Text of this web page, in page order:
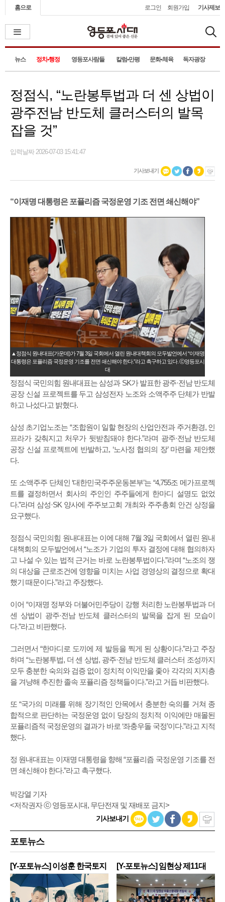
홈으로 로그인 회원가입 기사제보
뉴스 정치•행정 영등포사람들 칼럼•만평 문화•체육 독자광장
정점식, “노란봉투법과 더 센 상법이
광주전남 반도체 클러스터의 발목
잡을 것”
입력날짜 2026-07-03 15:41:47
기사보내기
“이재명 대통령은 포퓰리즘 국정운영 기조 전면 쇄신해야”
▲정점식 원내대표(가운데)가 7월 3일 국회에서 열린 원내대책회의 모두발언에서 “이재명
대통령은 포퓰리즘 국정운영 기조를 전면 쇄신해야 한다.”라고 촉구하고 있다. ⓒ영등포시
대
정점식 국민의힘 원내대표는 삼성과 SK가 발표한 광주·전남 반도체
공장 신설 프로젝트를 두고 삼성전자 노조와 소액주주 단체가 반발
하고 나섰다고 밝혔다.
삼성 초기업노조는 “조합원이 일할 현장의 산업안전과 주거환경, 인
프라가 갖춰지고 처우가 뒷받침돼야 한다.”라며 광주·전남 반도체
공장 신설 프로젝트에 반발하고, ‘노사정 협의의 장’ 마련을 제안했
다.
또 소액주주 단체인 ‘대한민국주주운동본부’는 “4,755조 메가프로젝
트를 결정하면서 회사의 주인인 주주들에게 한마디 설명도 없었
다.”라며 삼성·SK 양사에 주주보고회 개최와 주주총회 안건 상정을
요구했다.
정점식 국민의힘 원내대표는 이에 대해 7월 3일 국회에서 열린 원내
대책회의 모두발언에서 “노조가 기업의 투자 결정에 대해 협의하자
고 나설 수 있는 법적 근거는 바로 노란봉투법이다.”라며 “노조의 쟁
의 대상을 근로조건에 영향을 미치는 사업 경영상의 결정으로 확대
했기 때문이다.”라고 주장했다.
이어 “이재명 정부와 더불어민주당이 강행 처리한 노란봉투법과 더
센 상법이 광주·전남 반도체 클러스터의 발목을 잡게 된 모습이
다.”라고 비판했다.
그러면서 “한마디로 도끼에 제 발등을 찍게 된 상황이다.”라고 주장
하며 “노란봉투법, 더 센 상법, 광주·전남 반도체 클러스터 조성까지
모두 충분한 숙의와 검증 없이 정치적 이익만을 좇아 각각의 지지층
을 겨냥해 추진한 졸속 포퓰리즘 정책들이다.”라고 거듭 비판했다.
또 “국가의 미래를 위해 장기적인 안목에서 충분한 숙의를 거쳐 종
합적으로 판단하는 국정운영 없이 당장의 정치적 이익에만 매몰된
포퓰리즘적 국정운영의 결과가 바로 ‘좌충우돌 국정’이다.”라고 지적
했다.
정 원내대표는 이재명 대통령을 향해 “포퓰리즘 국정운영 기조를 전
면 쇄신해야 한다.”라고 촉구했다.
박강열 기자
<저작권자 ⓒ 영등포시대, 무단전재 및 재배포 금지>
기사보내기
포토뉴스
[Y-포토뉴스] 이성훈 한국토지
주
[Y-포토뉴스] 임현상 제11대
영